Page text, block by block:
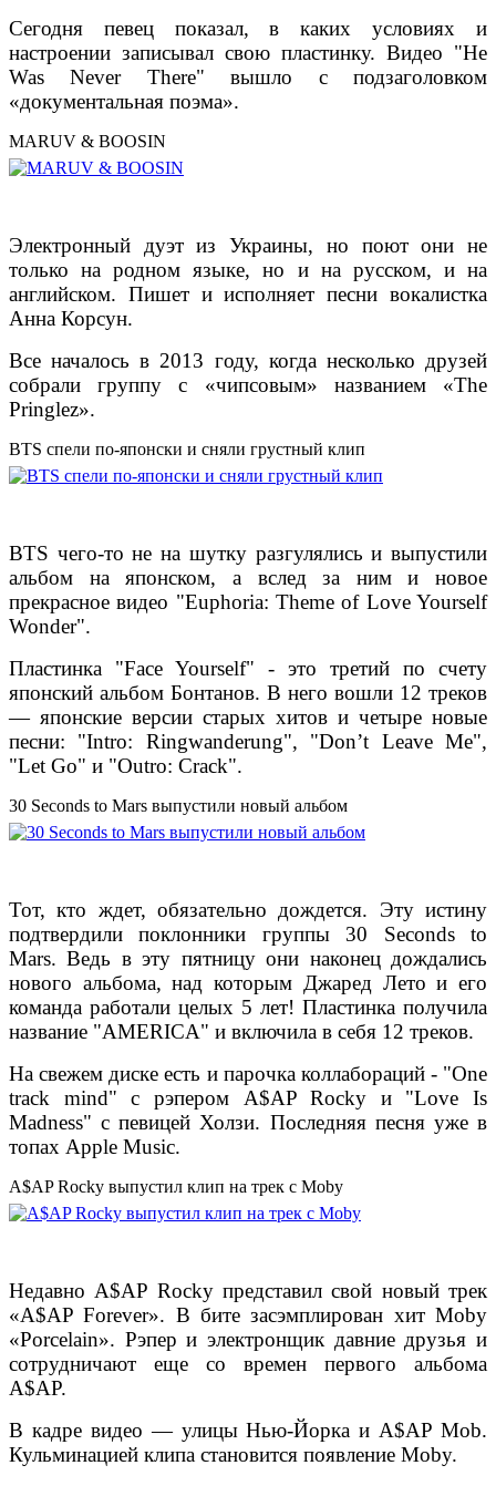
Сегодня певец показал, в каких условиях и
настроении записывал свою пластинку. Видео "He
Was Never There" вышло с подзаголовком
«документальная поэма».
MARUV & BOOSIN
Электронный дуэт из Украины, но поют они не
только на родном языке, но и на русском, и на
английском. Пишет и исполняет песни вокалистка
Анна Корсун.
Все началось в 2013 году, когда несколько друзей
собрали группу с «чипсовым» названием «The
Pringlez».
BTS спели по-японски и сняли грустный клип
BTS чего-то не на шутку разгулялись и выпустили
альбом на японском, а вслед за ним и новое
прекрасное видео "Euphoria: Theme of Love Yourself
Wonder".
Пластинка "Face Yourself" - это третий по счету
японский альбом Бонтанов. В него вошли 12 треков
— японские версии старых хитов и четыре новые
песни: "Intro: Ringwanderung", "Don’t Leave Me",
"Let Go" и "Outro: Crack".
30 Seconds to Mars выпустили новый альбом
Тот, кто ждет, обязательно дождется. Эту истину
подтвердили поклонники группы 30 Seconds to
Mars. Ведь в эту пятницу они наконец дождались
нового альбома, над которым Джаред Лето и его
команда работали целых 5 лет! Пластинка получила
название "AMERICA" и включила в себя 12 треков.
На свежем диске есть и парочка коллабораций - "One
track mind" с рэпером A$AP Rocky и "Love Is
Madness" с певицей Холзи. Последняя песня уже в
топах Apple Music.
A$AP Rocky выпустил клип на трек с Moby
Недавно A$AP Rocky представил свой новый трек
«A$AP Forever». В бите засэмплирован хит Moby
«Porcelain». Рэпер и электронщик давние друзья и
сотрудничают еще со времен первого альбома
A$AP.
В кадре видео — улицы Нью-Йорка и A$AP Mob.
Кульминацией клипа становится появление Moby.